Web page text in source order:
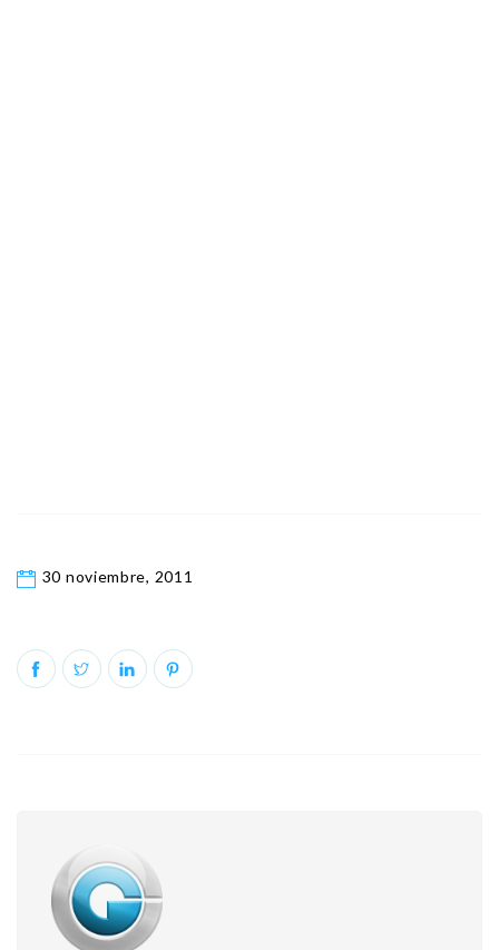
30 noviembre, 2011